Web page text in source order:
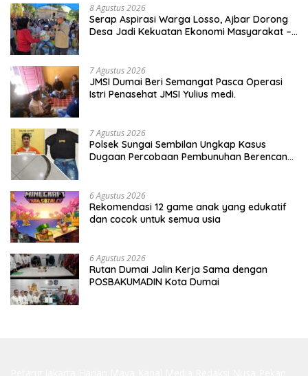
8 Agustus 2026
Serap Aspirasi Warga Losso, Ajbar Dorong
Desa Jadi Kekuatan Ekonomi Masyarakat –
7 Agustus 2026
JMSI Dumai Beri Semangat Pasca Operasi
Istri Penasehat JMSI Yulius medi.
7 Agustus 2026
Polsek Sungai Sembilan Ungkap Kasus
Dugaan Percobaan Pembunuhan Berencana,
6 Agustus 2026
Rekomendasi 12 game anak yang edukatif
dan cocok untuk semua usia
6 Agustus 2026
Rutan Dumai Jalin Kerja Sama dengan
POSBAKUMADIN Kota Dumai